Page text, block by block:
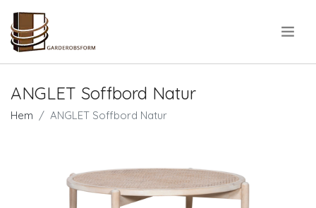
ANGLET Soffbord Natur
Hem ANGLET Soffbord Natur